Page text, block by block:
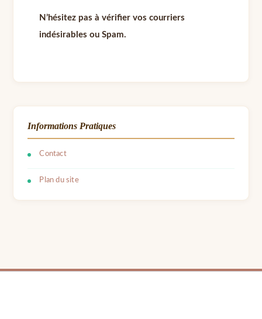
N’hésitez pas à vérifier vos courriers
indésirables ou Spam.
Informations Pratiques
Contact
Plan du site